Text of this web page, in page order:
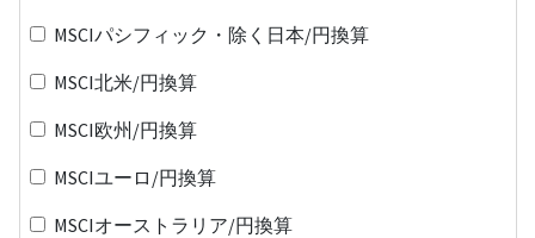
MSCIパシフィック・除く日本/円換算
MSCI北米/円換算
MSCI欧州/円換算
MSCIユーロ/円換算
MSCIオーストラリア/円換算